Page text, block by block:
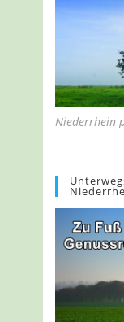
Niederrhein